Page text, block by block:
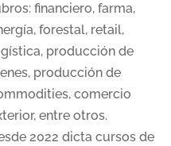
financiero, farma,
forestal, retail,
producción de
producción de
comercio
entre otros.
2022 dicta cursos de